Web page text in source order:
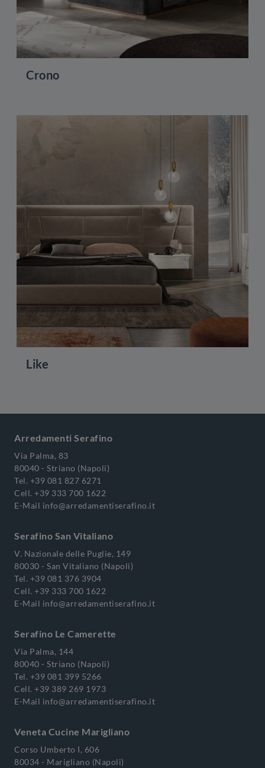
Crono
Like
Arredamenti Serafino
Via Palma, 83
80040 - Striano (Napoli)
Tel. +39 081 827 6271
Cell. +39 333 700 1622
E-Mail info@arredamentiserafino.it
Serafino San Vitaliano
V. Nazionale delle Puglie, 149
80030 - San Vitaliano (Napoli)
Tel. +39 081 376 3904
Cell. +39 333 700 1622
E-Mail info@arredamentiserafino.it
Serafino Le Camerette
Via Palma, 144
80040 - Striano (Napoli)
Tel. +39 081 399 5266
Cell. +39 389 269 1973
E-Mail info@arredamentiserafino.it
Veneta Cucine Marigliano
Corso Umberto I, 606
80034 - Marigliano (Napoli)